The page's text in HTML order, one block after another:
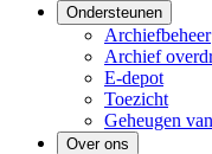
Ondersteunen
Archiefbeheer
Archief
E-depot
Toezicht
Geheugen
Over ons